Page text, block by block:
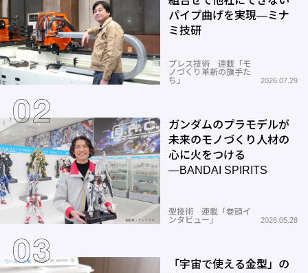
パイプ曲げを実現―ミナ
ミ技研
プレス技術 連載「モ
ノづくり革新の旗手た
ち」
2026.07.29
ガンダムのプラモデルが
未来のモノづくり人材の
心に火をつける
―BANDAI SPIRITS
型技術 連載「巻頭イ
ンタビュー」
2026.05.28
「宇宙で使える金型」の